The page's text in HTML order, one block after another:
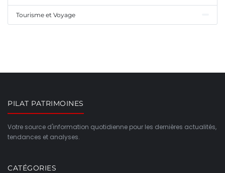
Tourisme et Voyage
PILAT PATRIMOINES
Votre source d'information quotidienne pour les dernières actualités,
tendances et analyses.
CATÉGORIES